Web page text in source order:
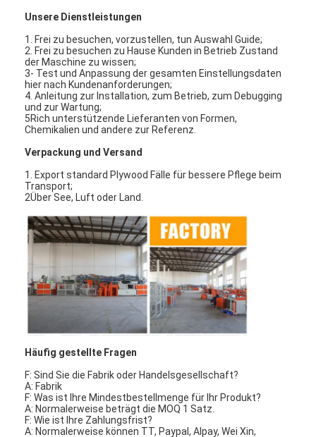
Zu Hause
Unsere Dienstleistungen
1. Frei zu besuchen, vorzustellen, tun Auswahl Guide;
2. Frei zu besuchen zu Hause Kunden in Betrieb Zustand
der Maschine zu wissen;
3- Test und Anpassung der gesamten Einstellungsdaten
hier nach Kundenanforderungen;
4. Anleitung zur Installation, zum Betrieb, zum Debugging
und zur Wartung;
5Rich unterstützende Lieferanten von Formen,
Chemikalien und andere zur Referenz.
Verpackung und Versand
1. Export standard Plywood Fälle für bessere Pflege beim
Transport;
2Über See, Luft oder Land.
Häufig gestellte Fragen
F: Sind Sie die Fabrik oder Handelsgesellschaft?
A: Fabrik
F: Was ist Ihre Mindestbestellmenge für Ihr Produkt?
A: Normalerweise beträgt die MOQ 1 Satz.
F: Wie ist Ihre Zahlungsfrist?
A: Normalerweise können TT, Paypal, Alpay, Wei Xin,